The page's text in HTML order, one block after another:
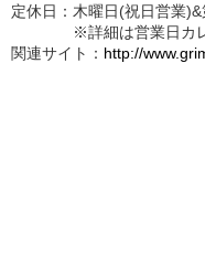
定休日：木曜日(祝日営業
※詳細は営業日カレン
関連サイト： http://